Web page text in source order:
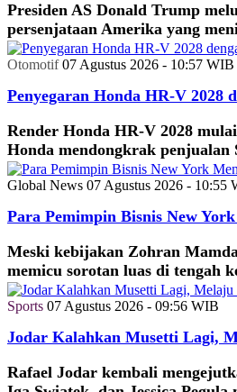
Presiden AS Donald Trump
persenjataan Amerika yang
Otomotif 07 Agustus 2026 - 10:57 WIB
Penyegaran Honda HR-V 2028
Render Honda HR-V 2028
Honda mendongkrak penjualan
Global News 07 Agustus 2026 - 10:55
Para Pemimpin Bisnis New
Meski kebijakan Zohran
memicu sorotan luas di tengah
Sports 07 Agustus 2026 - 09:56 WIB
Jodar Kalahkan Musetti Lagi,
Rafael Jodar kembali